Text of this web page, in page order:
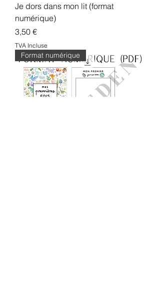
Je dors dans mon lit (format
numérique)
Prix
3,50 €
TVA Incluse
Format numérique